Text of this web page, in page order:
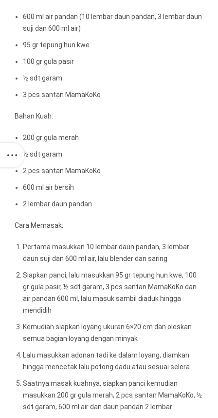
600 ml air pandan (10 lembar daun pandan, 3 lembar daun
suji dan 600 ml air)
95 gr tepung hun kwe
100 gr gula pasir
½ sdt garam
3 pcs santan MamaKoKo
Bahan Kuah:
200 gr gula merah
½ sdt garam
2 pcs santan MamaKoKo
600 ml air bersih
2 lembar daun pandan
Cara Memasak:
Pertama masukkan 10 lembar daun pandan, 3 lembar
daun suji dan 600 ml air, lalu blender dan saring
Siapkan panci, lalu masukkan 95 gr tepung hun kwe, 100
gr gula pasir, ½ sdt garam, 3 pcs santan MamaKoKo dan
air pandan 600 ml, lalu masuk sambil diaduk hingga
mendidih
Kemudian siapkan loyang ukuran 6×20 cm dan oleskan
semua bagian loyang dengan minyak
Lalu masukkan adonan tadi ke dalam loyang, diamkan
hingga mencetak lalu potong dadu atau sesuai selera
Saatnya masak kuahnya, siapkan panci kemudian
masukkan 200 gr gula merah, 2 pcs santan MamaKoKo, ½
sdt garam, 600 ml air dan daun pandan 2 lembar